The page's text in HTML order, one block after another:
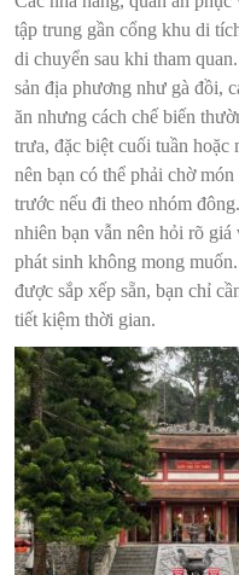
tập trung gần cổng khu di
di chuyển sau khi tham
sản địa phương như gà đồi,
ăn nhưng cách chế biến
trưa, đặc biệt cuối tuần hoặc
nên bạn có thể phải chờ
trước nếu đi theo nhóm
nhiên bạn vẫn nên hỏi rõ
phát sinh không mong
được sắp xếp sẵn, bạn chỉ
tiết kiệm thời gian.